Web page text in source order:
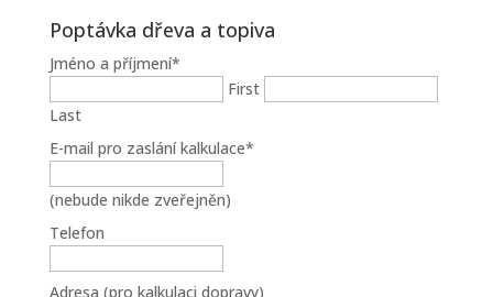
Poptávka dřeva a topiva
Jméno a příjmení*
First
Last
E-mail pro zaslání kalkulace*
(nebude nikde zveřejněn)
Telefon
Adresa (pro kalkulaci dopravy)